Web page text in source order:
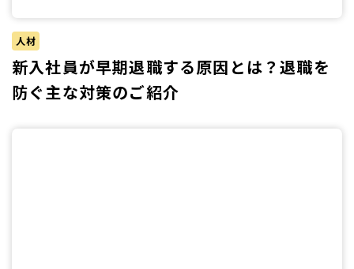
人材
新入社員が早期退職する原因とは？退職を
防ぐ主な対策のご紹介